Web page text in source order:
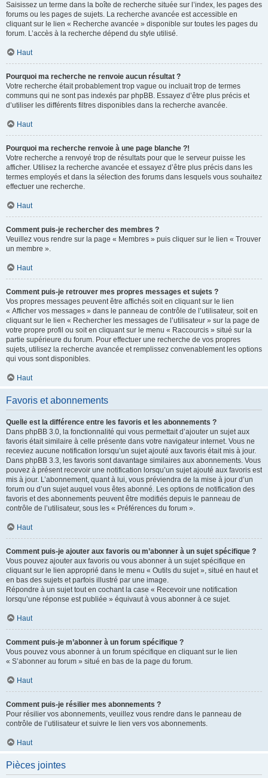
Saisissez un terme dans la boîte de recherche située sur l’index, les pages des
forums ou les pages de sujets. La recherche avancée est accessible en
cliquant sur le lien « Recherche avancée » disponible sur toutes les pages du
forum. L’accès à la recherche dépend du style utilisé.
Haut
Pourquoi ma recherche ne renvoie aucun résultat ?
Votre recherche était probablement trop vague ou incluait trop de termes
communs qui ne sont pas indexés par phpBB. Essayez d’être plus précis et
d’utiliser les différents filtres disponibles dans la recherche avancée.
Haut
Pourquoi ma recherche renvoie à une page blanche ?!
Votre recherche a renvoyé trop de résultats pour que le serveur puisse les
afficher. Utilisez la recherche avancée et essayez d’être plus précis dans les
termes employés et dans la sélection des forums dans lesquels vous souhaitez
effectuer une recherche.
Haut
Comment puis-je rechercher des membres ?
Veuillez vous rendre sur la page « Membres » puis cliquer sur le lien « Trouver
un membre ».
Haut
Comment puis-je retrouver mes propres messages et sujets ?
Vos propres messages peuvent être affichés soit en cliquant sur le lien
« Afficher vos messages » dans le panneau de contrôle de l’utilisateur, soit en
cliquant sur le lien « Rechercher les messages de l’utilisateur » sur la page de
votre propre profil ou soit en cliquant sur le menu « Raccourcis » situé sur la
partie supérieure du forum. Pour effectuer une recherche de vos propres
sujets, utilisez la recherche avancée et remplissez convenablement les options
qui vous sont disponibles.
Haut
Favoris et abonnements
Quelle est la différence entre les favoris et les abonnements ?
Dans phpBB 3.0, la fonctionnalité qui vous permettait d’ajouter un sujet aux
favoris était similaire à celle présente dans votre navigateur internet. Vous ne
receviez aucune notification lorsqu’un sujet ajouté aux favoris était mis à jour.
Dans phpBB 3.3, les favoris sont davantage similaires aux abonnements. Vous
pouvez à présent recevoir une notification lorsqu’un sujet ajouté aux favoris est
mis à jour. L’abonnement, quant à lui, vous préviendra de la mise à jour d’un
forum ou d’un sujet auquel vous êtes abonné. Les options de notification des
favoris et des abonnements peuvent être modifiés depuis le panneau de
contrôle de l’utilisateur, sous les « Préférences du forum ».
Haut
Comment puis-je ajouter aux favoris ou m’abonner à un sujet spécifique ?
Vous pouvez ajouter aux favoris ou vous abonner à un sujet spécifique en
cliquant sur le lien approprié dans le menu « Outils du sujet », situé en haut et
en bas des sujets et parfois illustré par une image.
Répondre à un sujet tout en cochant la case « Recevoir une notification
lorsqu’une réponse est publiée » équivaut à vous abonner à ce sujet.
Haut
Comment puis-je m’abonner à un forum spécifique ?
Vous pouvez vous abonner à un forum spécifique en cliquant sur le lien
« S’abonner au forum » situé en bas de la page du forum.
Haut
Comment puis-je résilier mes abonnements ?
Pour résilier vos abonnements, veuillez vous rendre dans le panneau de
contrôle de l’utilisateur et suivre le lien vers vos abonnements.
Haut
Pièces jointes